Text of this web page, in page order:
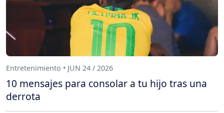
Entretenimiento • JUN 24 / 2026
10 mensajes para consolar a tu hijo tras una
derrota